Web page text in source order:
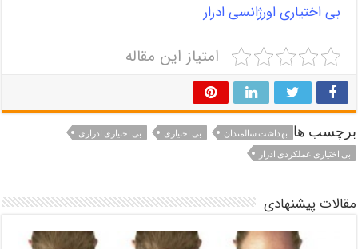
بی اختیاری اورژانسی ادرار
امتیاز این مقاله
برچسب ها بهداشت سالمندان بی اختیاری
بی اختیاری ادراری
بی اختیاری عملکردی ادرار
مقالات پیشنهادی